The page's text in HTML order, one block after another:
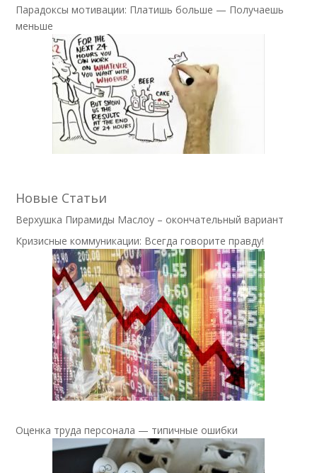
Парадоксы мотивации: Платишь больше — Получаешь
меньше
Новые Статьи
Верхушка Пирамиды Маслоу – окончательный вариант
Кризисные коммуникации: Всегда говорите правду!
Оценка труда персонала — типичные ошибки